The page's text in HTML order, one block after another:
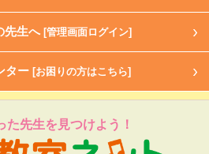
先生へ [管理画面ログイン]
ター [お困りの方はこちら]
た先生を見つけよう！